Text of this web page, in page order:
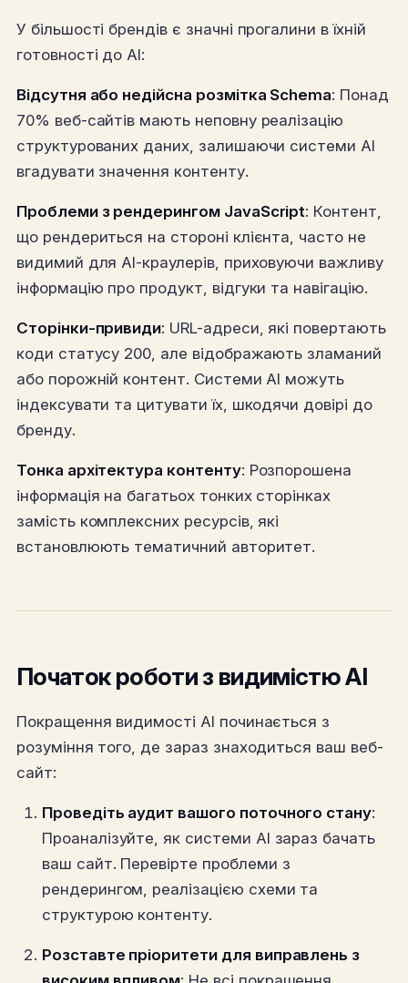
У більшості брендів є значні прогалини в їхній
готовності до AI:
Відсутня або недійсна розмітка Schema: Понад
70% веб-сайтів мають неповну реалізацію
структурованих даних, залишаючи системи AI
вгадувати значення контенту.
Проблеми з рендерингом JavaScript: Контент,
що рендериться на стороні клієнта, часто не
видимий для AI-краулерів, приховуючи важливу
інформацію про продукт, відгуки та навігацію.
Сторінки-привиди: URL-адреси, які повертають
коди статусу 200, але відображають зламаний
або порожній контент. Системи AI можуть
індексувати та цитувати їх, шкодячи довірі до
бренду.
Тонка архітектура контенту: Розпорошена
інформація на багатьох тонких сторінках
замість комплексних ресурсів, які
встановлюють тематичний авторитет.
Початок роботи з видимістю AI
Покращення видимості AI починається з
розуміння того, де зараз знаходиться ваш веб-
сайт:
Проведіть аудит вашого поточного стану:
Проаналізуйте, як системи AI зараз бачать
ваш сайт. Перевірте проблеми з
рендерингом, реалізацією схеми та
структурою контенту.
Розставте пріоритети для виправлень з